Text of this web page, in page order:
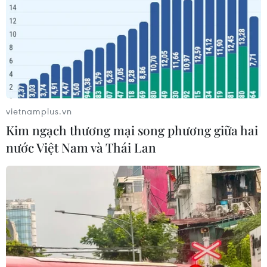
Nghị quyết 10-NQ/TW: Kiến tạo hệ
sinh thái đầu tư hấp dẫn doanh
nghiệp FDI
05/08/2026 03:59
Xem thêm
CƠ QUAN CHỦ QUẢN: THÔNG TẤN XÃ VIỆT NAM
Tổng Biên tập: TRẦN TIẾN DUẨN
Phó Tổng Biên tập: NGUYỄN THỊ TÁM, KHÚC THANH
THỦY
vietnamplus.vn
Kim ngạch thương mại song phương giữa hai
nước Việt Nam và Thái Lan